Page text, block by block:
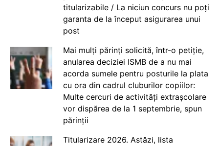
titularizabile / La niciun concurs nu poți
garanta de la început asigurarea unui
post
Mai mulți părinți solicită, într-o petiție,
anularea deciziei ISMB de a nu mai
acorda sumele pentru posturile la plata
cu ora din cadrul cluburilor copiilor:
Multe cercuri de activități extrașcolare
vor dispărea de la 1 septembrie, spun
părinții
Titularizare 2026. Astăzi, lista